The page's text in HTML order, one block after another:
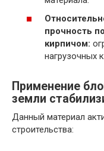
прочность
кирпичом:
нагрузочных
Применение
земли
Данный материал
строительства: